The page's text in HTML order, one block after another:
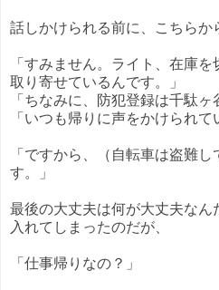
話しかけられる前に、こちらか
「すみません。ライト、在庫
取り寄せているんです。」
「ちなみに、防犯登録は千駄ヶ
「いつも帰りに声をかけられて
「ですから、（自転車は盗難
す。」
最後の大丈夫は何が大丈夫なん
入れてしまったのだが、
「仕事帰りなの？」